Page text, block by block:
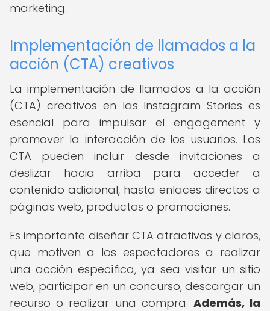
marketing.
Implementación de llamados a la
acción (CTA) creativos
La implementación de llamados a la acción
(CTA) creativos en las Instagram Stories es
esencial para impulsar el engagement y
promover la interacción de los usuarios. Los
CTA pueden incluir desde invitaciones a
deslizar hacia arriba para acceder a
contenido adicional, hasta enlaces directos a
páginas web, productos o promociones.
Es importante diseñar CTA atractivos y claros,
que motiven a los espectadores a realizar
una acción específica, ya sea visitar un sitio
web, participar en un concurso, descargar un
recurso o realizar una compra. Además, la